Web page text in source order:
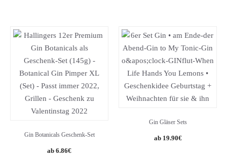
Gin Botanicals Geschenk-Set
6.86€
Gin Gläser Sets
19.90€